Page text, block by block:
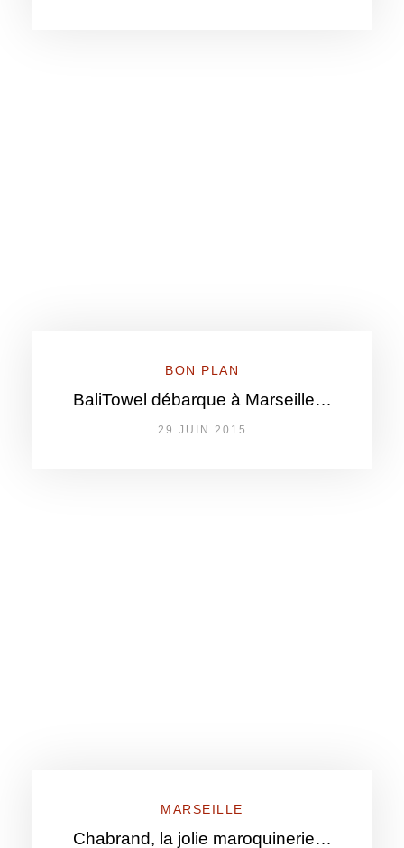
BON PLAN
BaliTowel débarque à Marseille…
29 JUIN 2015
MARSEILLE
Chabrand, la jolie maroquinerie…